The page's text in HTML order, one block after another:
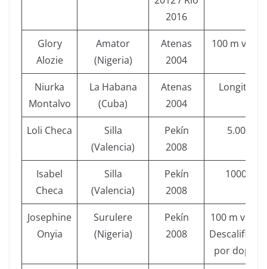
2016
Glory
Alozie
Amator
(Nigeria)
Atenas
2004
100 m vallas
Niurka
Montalvo
La Habana
(Cuba)
Atenas
2004
Longitud
Loli Checa
Silla
(Valencia)
Pekín
2008
5.000
Isabel
Checa
Silla
(Valencia)
Pekín
2008
10000
Josephine
Onyia
Surulere
(Nigeria)
Pekín
2008
100 m vallas.
por dopaje